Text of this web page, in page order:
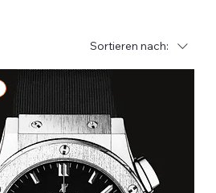
Sortieren nach: